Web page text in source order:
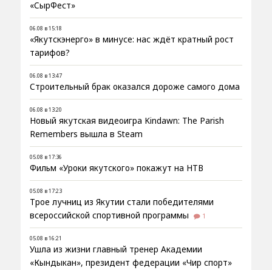
«СырФест»
06.08 в 15:18
«Якутскэнерго» в минусе: нас ждёт кратный рост
тарифов?
06.08 в 13:47
Строительный брак оказался дороже самого дома
06.08 в 13:20
Новый якутская видеоигра Kindawn: The Parish
Remembers вышла в Steam
05.08 в 17:36
Фильм «Уроки якутского» покажут на НТВ
05.08 в 17:23
Трое лучниц из Якутии стали победителями
всероссийской спортивной программы
1
05.08 в 16:21
Ушла из жизни главный тренер Академии
«Кындыкан», президент федерации «Чир спорт»